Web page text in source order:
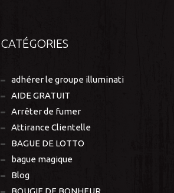
CATÉGORIES
adhérer le groupe illuminati
AIDE GRATUIT
Arrêter de fumer
Attirance Clientelle
BAGUE DE LOTTO
bague magique
Blog
BOUGIE DE BONHEUR